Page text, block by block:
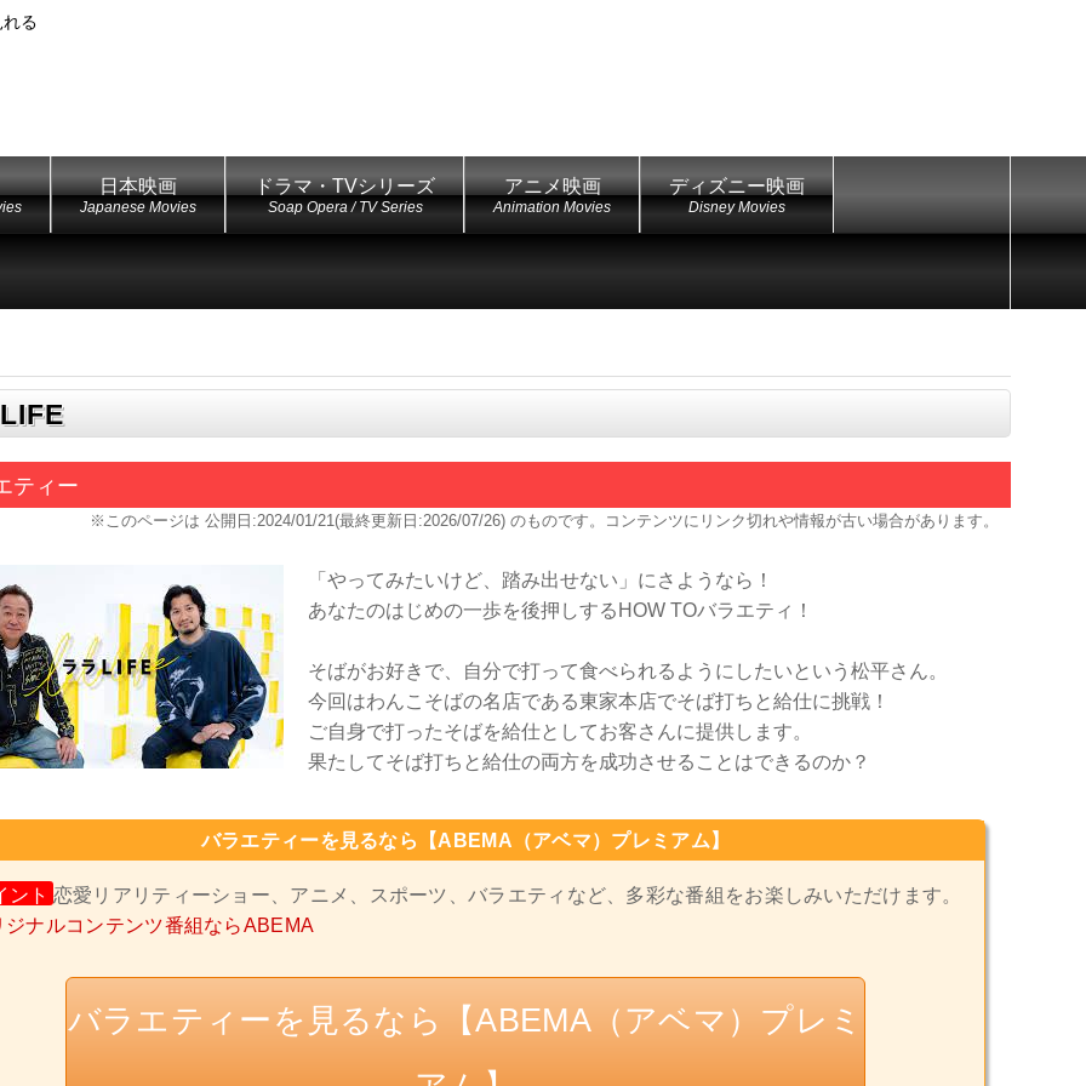
る
日本映画
Japanese Movies
ドラマ・TVシリーズ
Soap Opera / TV Series
アニメ映画
Animation Movies
ディズニー映画
Disney Movies
ティー
※このページは 公開日:2024/01/21(最終更新日:2026/07/26) のものです。コンテンツにリンク切れや情報が古い場合があります。
「やってみたいけど、踏み出せない」にさようなら！
あなたのはじめの一歩を後押しするHOW TOバラエティ！
そばがお好きで、自分で打って食べられるようにしたいという松平さん。
今回はわんこそばの名店である東家本店でそば打ちと給仕に挑戦！
ご自身で打ったそばを給仕としてお客さんに提供します。
果たしてそば打ちと給仕の両方を成功させることはできるのか？
バラエティーを見るなら【ABEMA（アベマ）プレミアム】
ント 恋愛リアリティーショー、アニメ、スポーツ、バラエティなど、多彩な番組をお楽しみいただけます。
ジナルコンテンツ番組ならABEMA
バラエティーを見るなら【ABEMA（アベマ）プレミ